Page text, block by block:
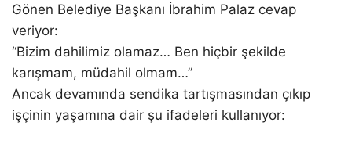
Gönen Belediye Başkanı İbrahim Palaz cevap
veriyor:
“Bizim dahilimiz olamaz… Ben hiçbir şekilde
karışmam, müdahil olmam…”
Ancak devamında sendika tartışmasından çıkıp
işçinin yaşamına dair şu ifadeleri kullanıyor: